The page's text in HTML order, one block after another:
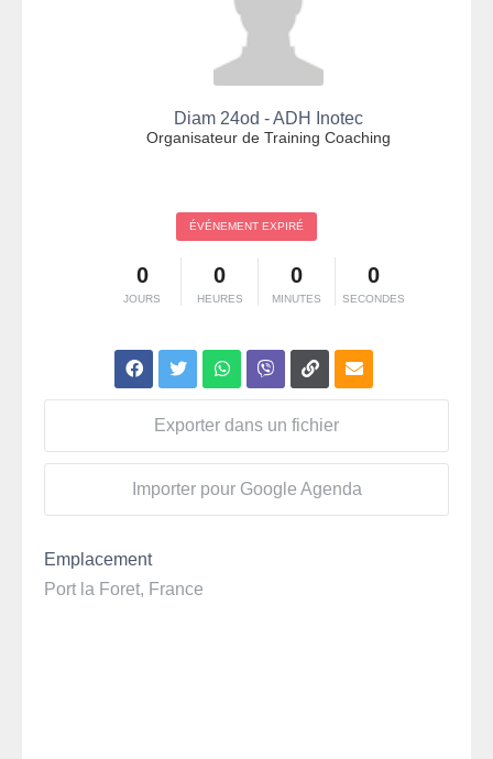
Diam 24od - ADH Inotec
Organisateur de Training Coaching
ÉVÉNEMENT EXPIRÉ
0
JOURS
0
HEURES
0
MINUTES
0
SECONDES
Exporter dans un fichier
Importer pour Google Agenda
Emplacement
Port la Foret, France